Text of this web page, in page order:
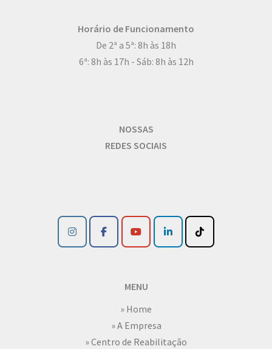
Horário de Funcionamento
De 2ª a 5ª: 8h às 18h
6ª: 8h às 17h - Sáb: 8h às 12h
NOSSAS
REDES SOCIAIS
MENU
» Home
» A Empresa
» Centro de Reabilitação